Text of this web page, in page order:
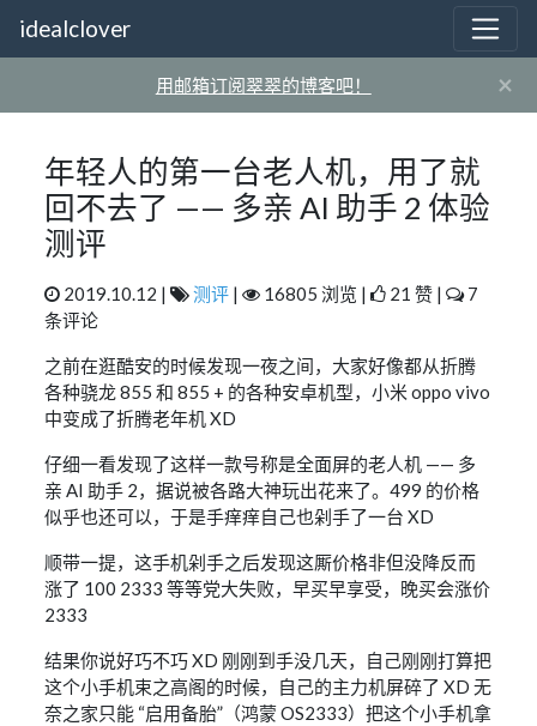
idealclover
用邮箱订阅翠翠的博客吧！ ×
年轻人的第一台老人机，用了就
回不去了 —— 多亲 AI 助手 2 体验
测评
2019.10.12 | 测评 | 16805 浏览 | 21 赞 |
7
条评论
之前在逛酷安的时候发现一夜之间，大家好像都从折腾
各种骁龙 855 和 855 + 的各种安卓机型，小米 oppo vivo
中变成了折腾老年机 XD
仔细一看发现了这样一款号称是全面屏的老人机 —— 多
亲 AI 助手 2，据说被各路大神玩出花来了。499 的价格
似乎也还可以，于是手痒痒自己也剁手了一台 XD
顺带一提，这手机剁手之后发现这厮价格非但没降反而
涨了 100 2333 等等党大失败，早买早享受，晚买会涨价
2333
结果你说好巧不巧 XD 刚刚到手没几天，自己刚刚打算把
这个小手机束之高阁的时候，自己的主力机屏碎了 XD 无
奈之家只能 “启用备胎”（鸿蒙 OS2333）把这个小手机拿